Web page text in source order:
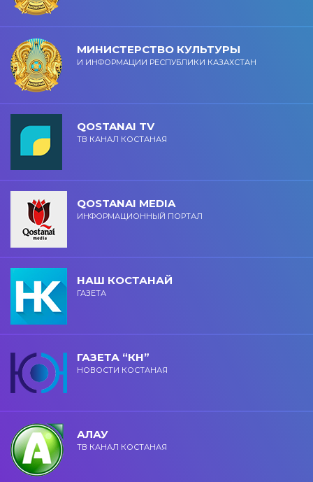
МИНИСТЕРСТВО КУЛЬТУРЫ
И ИНФОРМАЦИИ РЕСПУБЛИКИ КАЗАХСТАН
QOSTANAI TV
ТВ КАНАЛ КОСТАНАЯ
QOSTANAI MEDIA
ИНФОРМАЦИОННЫЙ ПОРТАЛ
НАШ КОСТАНАЙ
ГАЗЕТА
ГАЗЕТА “КН”
НОВОСТИ КОСТАНАЯ
АЛАУ
ТВ КАНАЛ КОСТАНАЯ